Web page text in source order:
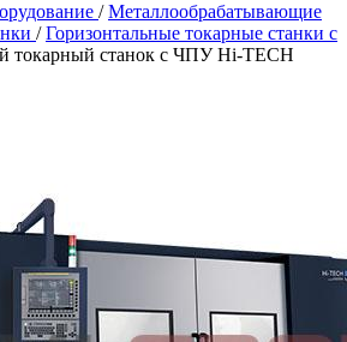
/ Металлообрабатывающие
/ Горизонтальные токарные станки с
токарный станок с ЧПУ Hi-TECH